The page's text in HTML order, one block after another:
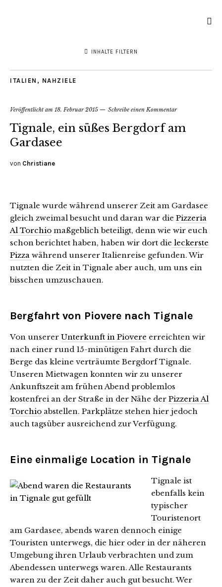
INHALTE FILTERN
ITALIEN , NAHZIELE
Veröffentlicht am 18. Februar 2015 Schreibe einen Kommentar
Tignale, ein süßes Bergdorf am
Gardasee
von Christiane
Tignale wurde während unserer Zeit am Gardasee
gleich zweimal besucht und daran war die Pizzeria
Al Torchio maßgeblich beteiligt, denn wie wir euch
schon berichtet haben, haben wir dort die leckerste
Pizza während unserer Italienreise gefunden. Wir
nutzten die Zeit in Tignale aber auch, um uns ein
bisschen umzuschauen.
Bergfahrt von Piovere nach Tignale
Von unserer Unterkunft in Piovere erreichten wir
nach einer rund 15-minütigen Fahrt durch die
Berge das kleine verträumte Bergdorf Tignale.
Unseren Mietwagen konnten wir zu unserer
Ankunftszeit am frühen Abend problemlos
kostenfrei an der Straße in der Nähe der Pizzeria Al
Torchio abstellen. Parkplätze stehen hier jedoch
auch tagsüber ausreichend zur Verfügung.
Eine einmalige Location in Tignale
Tignale ist
ebenfalls kein
typischer
Touristenort
am Gardasee, abends waren dennoch einige
Touristen unterwegs, die hier oder in der näheren
Umgebung ihren Urlaub verbrachten und zum
Abendessen unterwegs waren. Alle Restaurants
waren zu der Zeit daher auch gut besucht. Wer